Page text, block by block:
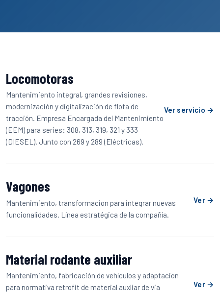
Locomotoras
Mantenimiento integral, grandes revisiones,
modernización y digitalización de flota de
tracción. Empresa Encargada del Mantenimiento
(EEM) para series: 308, 313, 319, 321 y 333
(DIESEL). Junto con 269 y 289 (Eléctricas).
Ver servicio →
Vagones
Mantenimiento, transformacion para integrar nuevas
funcionalidades. Línea estratégica de la compañía.
Ver →
Material rodante auxiliar
Mantenimiento, fabricación de vehículos y adaptacion
para normativa retrofit de material auxliar de via
Ver →